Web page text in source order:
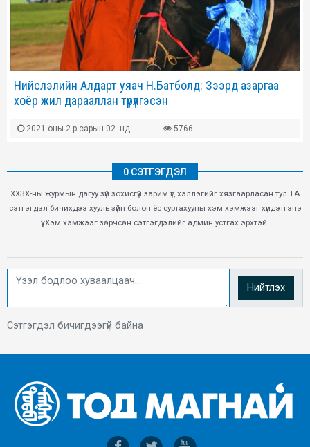
Нийслэлийн Алдарт уяач Н.Батболд: Зээрд азаргаа
хоёр жил дарааллан түрүүлгэсэн
2021 оны 2-р сарын 02 -нд 5766
0 СЭТГЭГДЭЛ
ХХЗХ-ны журмын дагуу зүй зохисгүй зарим үг, хэллэгийг хязгаарласан тул ТА
сэтгэгдэл бичихдээ хууль зүйн болон ёс суртахууны хэм хэмжээг хүндэтгэнэ
үү. Хэм хэмжээг зөрчсөн сэтгэгдэлийг админ устгах эрхтэй.
Нийтлэх
Сэтгэгдэл бичигдээгүй байна